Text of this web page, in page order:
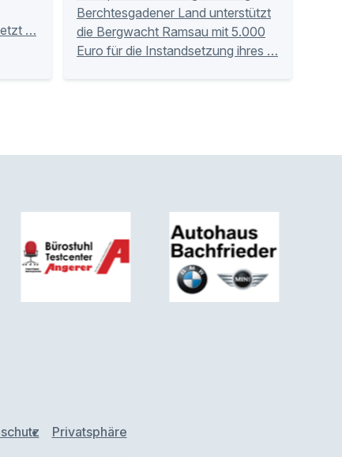
…
Berchtesgadener Land unterstützt
die Bergwacht Ramsau mit 5.000
Euro für die Instandsetzung ihres …
Privatsphäre